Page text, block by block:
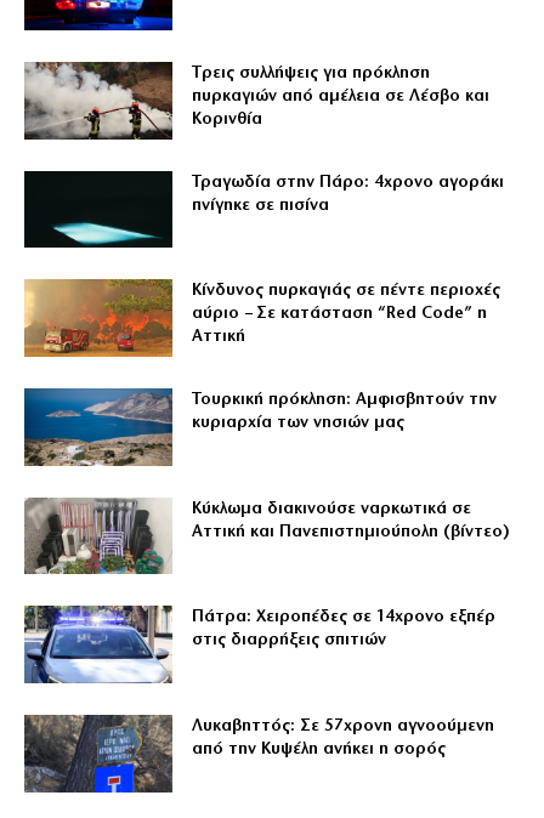
Tρεις συλλήψεις για πρόκληση
πυρκαγιών από αμέλεια σε Λέσβο και
Κορινθία
Τραγωδία στην Πάρο: 4χρονο αγοράκι
πνίγηκε σε πισίνα
Κίνδυνος πυρκαγιάς σε πέντε περιοχές
αύριο – Σε κατάσταση “Red Code” η
Αττική
Τουρκική πρόκληση: Αμφισβητούν την
κυριαρχία των νησιών μας
Κύκλωμα διακινούσε ναρκωτικά σε
Αττική και Πανεπιστημιούπολη (βίντεο)
Πάτρα: Χειροπέδες σε 14χρονο εξπέρ
στις διαρρήξεις σπιτιών
Λυκαβηττός: Σε 57χρονη αγνοούμενη
από την Κυψέλη ανήκει η σορός